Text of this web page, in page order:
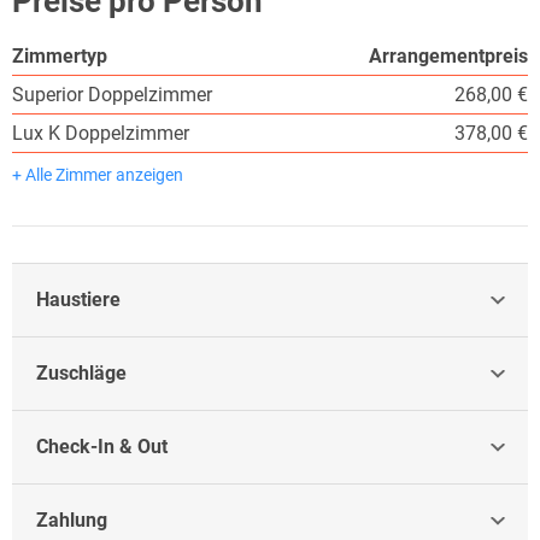
Zimmertyp
Arrangementpreis
Superior Doppelzimmer
268,00 €
Lux K Doppelzimmer
378,00 €
+ Alle Zimmer anzeigen
Haustiere
Zuschläge
Check-In & Out
Zahlung